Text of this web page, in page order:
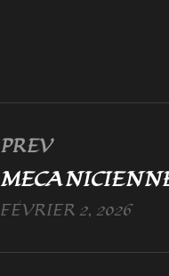
PREV
FÉVRIER 2, 2026